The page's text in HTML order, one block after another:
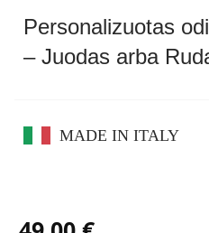
Personalizuotas
– Juodas arba
MADE IN ITALY